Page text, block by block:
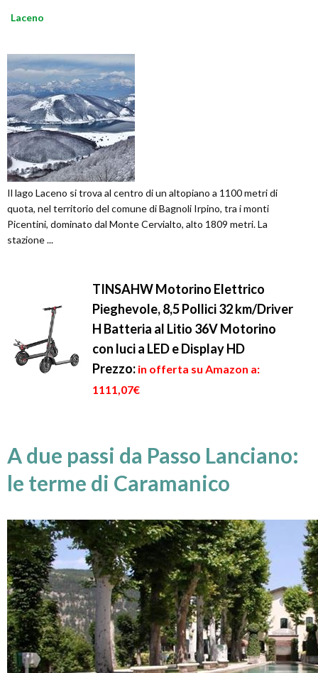
Laceno
Il lago Laceno si trova al centro di un altopiano a 1100 metri di
quota, nel territorio del comune di Bagnoli Irpino, tra i monti
Picentini, dominato dal Monte Cervialto, alto 1809 metri. La
stazione ...
TINSAHW Motorino Elettrico
Pieghevole, 8,5 Pollici 32 km/Driver
H Batteria al Litio 36V Motorino
con luci a LED e Display HD
Prezzo: in offerta su Amazon a:
1111,07€
A due passi da Passo Lanciano:
le terme di Caramanico